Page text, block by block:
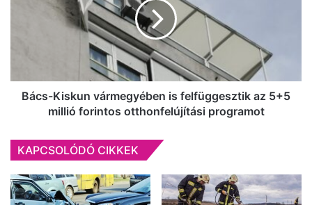
felfüggesztik
forintos
otthonfelújítási
programot
Bács-Kiskun vármegyében is felfüggesztik az 5+5
millió forintos otthonfelújítási programot
KAPCSOLÓDÓ CIKKEK